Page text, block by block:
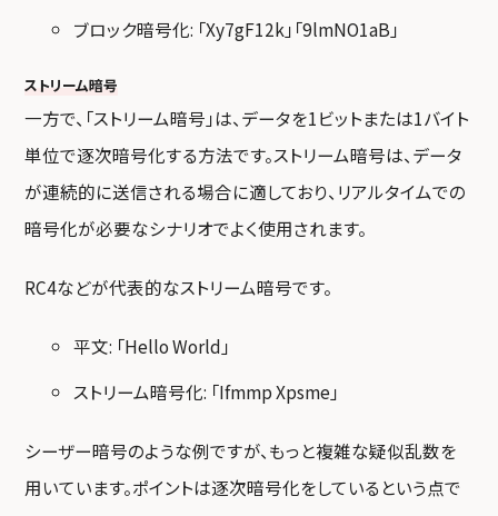
ブロック暗号化: 「Xy7gF12k」「9lmNO1aB」
ストリーム暗号
一方で、「ストリーム暗号」は、データを1ビットまたは1バイト
単位で逐次暗号化する方法です。ストリーム暗号は、データ
が連続的に送信される場合に適しており、リアルタイムでの
暗号化が必要なシナリオでよく使用されます。
RC4などが代表的なストリーム暗号です。
平文: 「Hello World」
ストリーム暗号化: 「Ifmmp Xpsme」
シーザー暗号のような例ですが、もっと複雑な疑似乱数を
用いています。ポイントは逐次暗号化をしているという点で